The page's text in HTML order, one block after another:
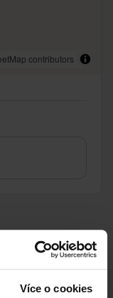
Více o cookies
contributors
táto